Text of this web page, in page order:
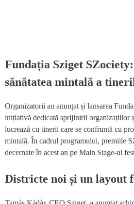
Fundația Sziget
sănătatea mintală a
Organizatorii au anunțat și lansarea
inițiativă dedicată sprijinirii organizațiilor
lucrează cu tinerii care se confruntă cu
mintală. În cadrul programului, premiile
decernate în acest an pe Main Stage-ul
Districte noi și un layout